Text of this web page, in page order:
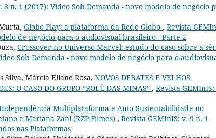
8 n. 1 (2017): Vídeo Sob Demanda - novo modelo de negócio
Globo Play: a plataforma da Rede Globo , Revista
de negócio para o audiovisual brasileiro - Parte 2
Crossover no Universo Marvel: estudo do caso sobre a
Sob Demanda - novo modelo de negócio para o
Márcia Eliane Rosa, NOVOS DEBATES E VELHOS
O CASO DO GRUPO “ROLÊ DAS MINAS” , Revista GEMInIS:
Multiplataforma e Auto-Sustentabilidade no
e Mariana Zani (RZP Filmes) , Revista GEMInIS: v. 9 n. 1
nas Plataformas